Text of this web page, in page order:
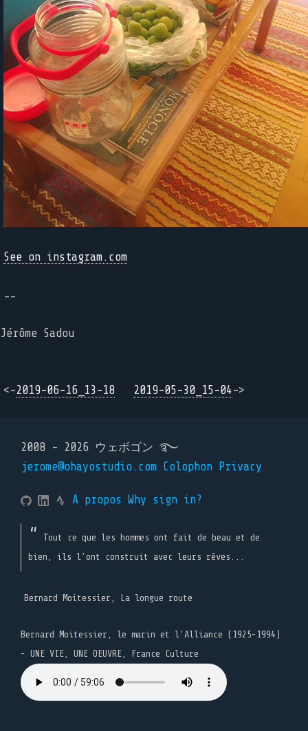
See on instagram.com
--
Jérôme Sadou
<-2019-06-16_13-18 2019-05-30_15-04->
2008 - 2026 ウェボゴン ࿐
jerome@ohayostudio.com Colophon Privacy
A propos Why sign in?
Tout ce que les hommes ont fait de beau et de
bien, ils l'ont construit avec leurs rêves...
Bernard Moitessier, La longue route
Bernard Moitessier, le marin et l’Alliance (1925-1994)
- UNE VIE, UNE OEUVRE, France Culture